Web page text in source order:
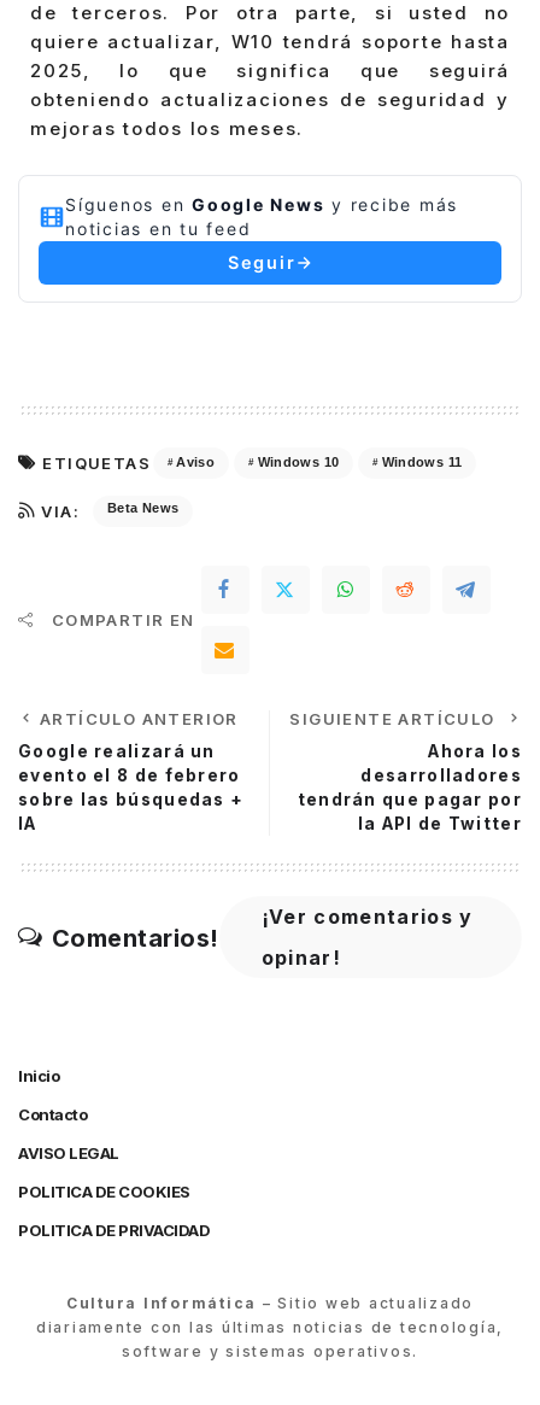
de terceros. Por otra parte, si usted no
quiere actualizar, W10 tendrá soporte hasta
2025, lo que significa que seguirá
obteniendo actualizaciones de seguridad y
mejoras todos los meses.
Síguenos en Google News y recibe más
noticias en tu feed
Seguir
ETIQUETAS Aviso Windows 10 Windows 11
VIA: Beta News
COMPARTIR EN
ARTÍCULO ANTERIOR
Google realizará un
evento el 8 de febrero
sobre las búsquedas +
IA
SIGUIENTE ARTÍCULO
Ahora los
desarrolladores
tendrán que pagar por
la API de Twitter
Comentarios!
¡Ver comentarios y
opinar!
Inicio
Contacto
AVISO LEGAL
POLITICA DE COOKIES
POLITICA DE PRIVACIDAD
Cultura Informática – Sitio web actualizado
diariamente con las últimas noticias de tecnología,
software y sistemas operativos.